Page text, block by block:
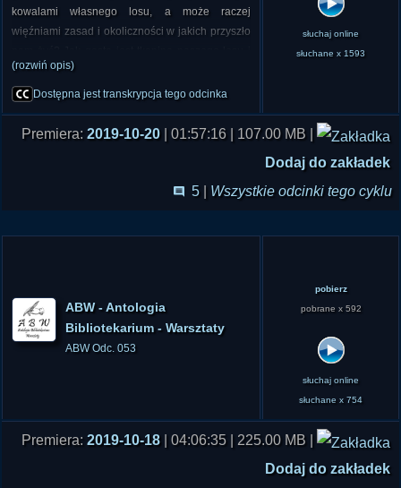
kowalami własnego losu, a może raczej
więźniami zasad i okoliczności w jakich przyszło
czy można spojrzeć poza nią?
spirytystyczne i doradca duchowy. Rozmowę
strony technicznej obsługiwał ją oraz komentarze
(rozwiń opis)
Dostępna jest transkrypcja tego odcinka
słuchaj online
słuchane x 1593
Premiera: 2019-10-20 | 01:57:16 | 107.00 MB |
Dodaj do zakładek
5
Wszystkie odcinki tego cyklu
ABW - Antologia
Bibliotekarium - Warsztaty
ABW Odc. 053
pobierz
pobrane x 592
słuchaj online
słuchane x 754
Premiera: 2019-10-18 | 04:06:35 | 225.00 MB |
Dodaj do zakładek